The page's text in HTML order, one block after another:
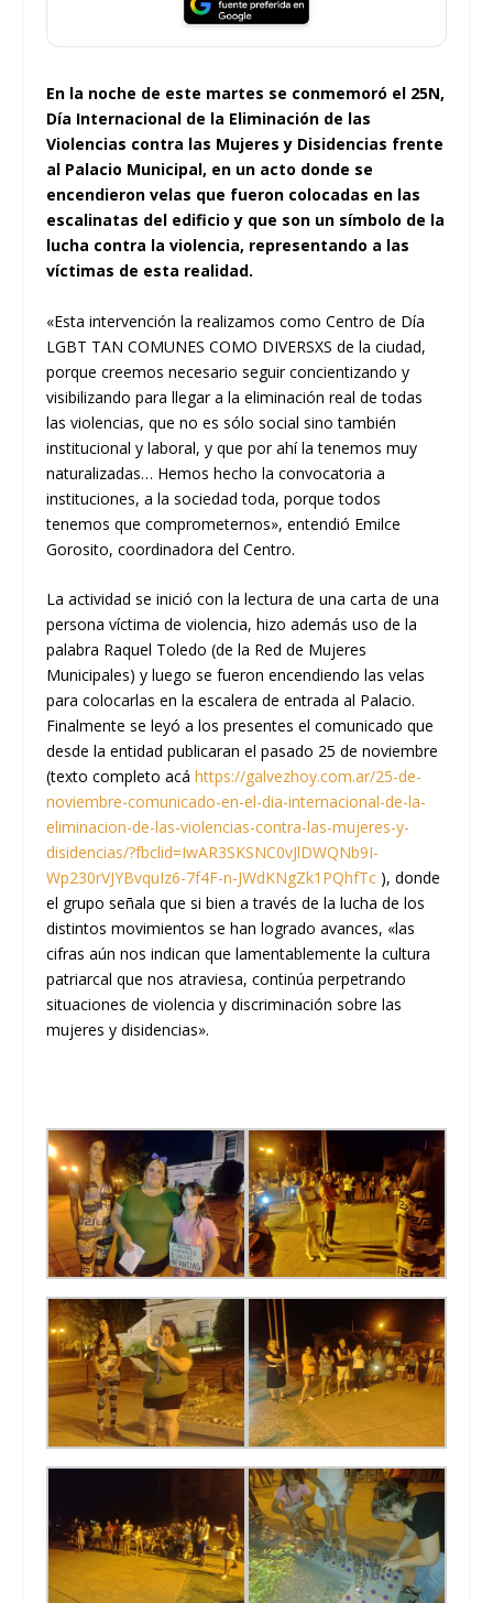
En la noche de este martes se conmemoró el 25N,
Día Internacional de la Eliminación de las
Violencias contra las Mujeres y Disidencias frente
al Palacio Municipal, en un acto donde se
encendieron velas que fueron colocadas en las
escalinatas del edificio y que son un símbolo de la
lucha contra la violencia, representando a las
víctimas de esta realidad.
«Esta intervención la realizamos como Centro de Día
LGBT TAN COMUNES COMO DIVERSXS de la ciudad,
porque creemos necesario seguir concientizando y
visibilizando para llegar a la eliminación real de todas
las violencias, que no es sólo social sino también
institucional y laboral, y que por ahí la tenemos muy
naturalizadas… Hemos hecho la convocatoria a
instituciones, a la sociedad toda, porque todos
tenemos que comprometernos», entendió Emilce
Gorosito, coordinadora del Centro.
La actividad se inició con la lectura de una carta de una
persona víctima de violencia, hizo además uso de la
palabra Raquel Toledo (de la Red de Mujeres
Municipales) y luego se fueron encendiendo las velas
para colocarlas en la escalera de entrada al Palacio.
Finalmente se leyó a los presentes el comunicado que
desde la entidad publicaran el pasado 25 de noviembre
(texto completo acáhttps://galvezhoy.com.ar/25-de-
noviembre-comunicado-en-el-dia-internacional-de-la-
eliminacion-de-las-violencias-contra-las-mujeres-y-
disidencias/?fbclid=IwAR3SKSNC0vJlDWQNb9I-
Wp230rVJYBvquIz6-7f4F-n-JWdKNgZk1PQhfTc ), donde
el grupo señala que si bien a través de la lucha de los
distintos movimientos se han logrado avances, «las
cifras aún nos indican que lamentablemente la cultura
patriarcal que nos atraviesa, continúa perpetrando
situaciones de violencia y discriminación sobre las
mujeres y disidencias».